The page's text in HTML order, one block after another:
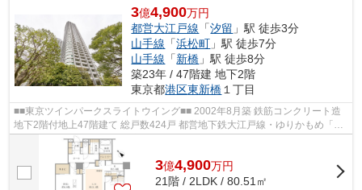
3億4,900万円
都営大江戸線 「汐留 」駅 徒歩3分
山手線 「浜松町 」駅 徒歩7分
山手線 「新橋 」駅 徒歩8分
築23年 / 47階建 地下2階
東京都港区東新橋 １丁目
■■東京ツインパークスライトウイング■■ 2002年8月築 鉄筋コンクリート造
地下2階付地上47階建て 総戸数424戸 都営地下鉄大江戸線・ゆりかもめ「汐
留」駅徒歩3分 JR山手線・京浜東北根...
3億4,900万円
21階 / 2LDK / 80.51㎡